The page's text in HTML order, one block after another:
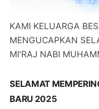
KAMI KELUARGA
MENGUCAPKAN
MI'RAJ NABI
SELAMAT
BARU 2025